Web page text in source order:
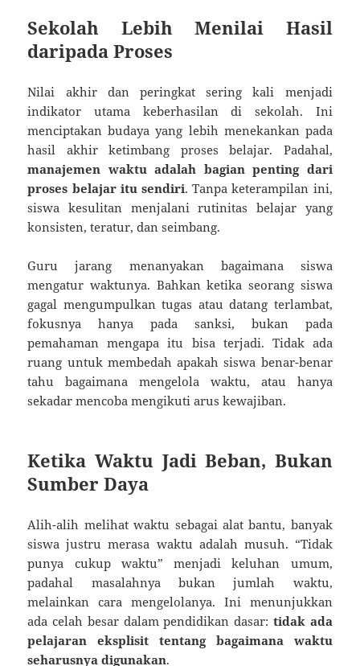
Sekolah Lebih Menilai Hasil
daripada Proses
Nilai akhir dan peringkat sering kali menjadi
indikator utama keberhasilan di sekolah. Ini
menciptakan budaya yang lebih menekankan pada
hasil akhir ketimbang proses belajar. Padahal,
manajemen waktu adalah bagian penting dari
proses belajar itu sendiri. Tanpa keterampilan ini,
siswa kesulitan menjalani rutinitas belajar yang
konsisten, teratur, dan seimbang.
Guru jarang menanyakan bagaimana siswa
mengatur waktunya. Bahkan ketika seorang siswa
gagal mengumpulkan tugas atau datang terlambat,
fokusnya hanya pada sanksi, bukan pada
pemahaman mengapa itu bisa terjadi. Tidak ada
ruang untuk membedah apakah siswa benar-benar
tahu bagaimana mengelola waktu, atau hanya
sekadar mencoba mengikuti arus kewajiban.
Ketika Waktu Jadi Beban, Bukan
Sumber Daya
Alih-alih melihat waktu sebagai alat bantu, banyak
siswa justru merasa waktu adalah musuh. “Tidak
punya cukup waktu” menjadi keluhan umum,
padahal masalahnya bukan jumlah waktu,
melainkan cara mengelolanya. Ini menunjukkan
ada celah besar dalam pendidikan dasar: tidak ada
pelajaran eksplisit tentang bagaimana waktu
seharusnya digunakan.